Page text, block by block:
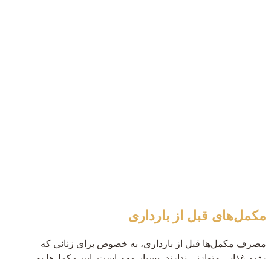
مکمل‌های قبل از بارداری
مصرف مکمل‌ها قبل از بارداری، به خصوص برای زنانی که